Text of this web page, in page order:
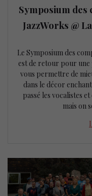
Symposium des
JazzWorks @
Le Symposium des
est de retour pour une
vous permettre de
dans le décor
passé les vocalistes
mais on